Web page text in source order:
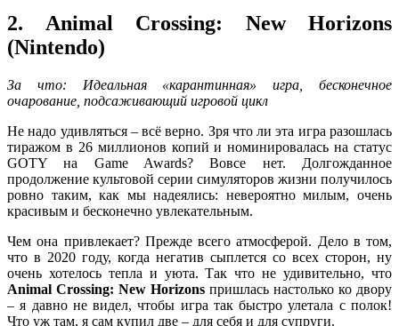
2. Animal Crossing: New Horizons
(Nintendo)
За что: Идеальная «карантинная» игра, бесконечное
очарование, подсаживающий игровой цикл
Не надо удивляться – всё верно. Зря что ли эта игра разошлась
тиражом в 26 миллионов копий и номинировалась на статус
GOTY на Game Awards? Вовсе нет. Долгожданное
продолжение культовой серии симуляторов жизни получилось
ровно таким, как мы надеялись: невероятно милым, очень
красивым и бесконечно увлекательным.
Чем она привлекает? Прежде всего атмосферой. Дело в том,
что в 2020 году, когда негатив сыплется со всех сторон, ну
очень хотелось тепла и уюта. Так что не удивительно, что
Animal Crossing: New Horizons пришлась настолько ко двору
– я давно не видел, чтобы игра так быстро улетала с полок!
Что уж там, я сам купил две – для себя и для супруги.